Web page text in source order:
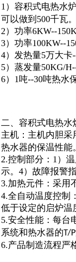
1）容积式电热水
可以做到500千瓦。
2）功率6KW--
3）功率100KW--
4）发热量5万大卡
5）蒸发量50KG/
6）1吨--30吨热水
二、容积式电热水
主机：主机内胆采
热水器的保温性能。
2.控制部分：1）
示。4）故障报警
3.加热元件：采用
4.全自动温度控制
低于设定的启炉温
5.安全性能：每台
系统和热水器的T/P
6.产品制造流程严